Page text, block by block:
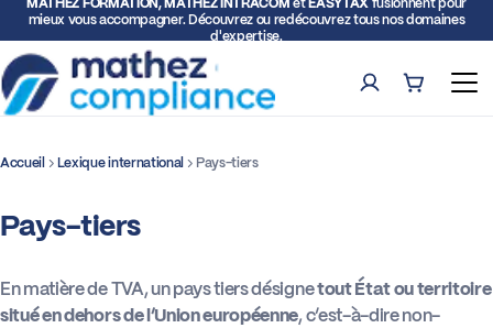
mieux vous accompagner. Découvrez ou redécouvrez tous nos domaines
d'expertise.
ComptePanier (0)
Formations
Expertise TVA et Douane
Accueil Lexique international Pays-tiers
Pays-tiers
En matière de TVA, un pays tiers désignetout État ou territoire
situé en dehors de l’Union européenne, c’est-à-dire non-